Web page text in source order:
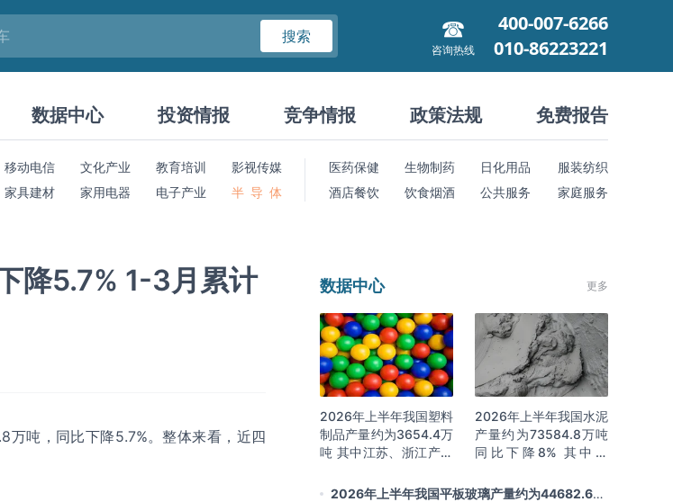
搜索
咨询热线
400-007-6266
010-86223221
数据中心 投资情报 竞争情报 政策法规 免费报告
移动电信 文化产业 教育培训
影视传媒
家具建材 家用电器 电子产业 半 导 体
医药保健 生物制药 日化用品
服装纺织
酒店餐饮
饮食烟酒 公共服务 家庭服务
降5.7% 1-3月累计
吨，同比下降5.7%。整体来看，近四
数据中心 更多
2026年上半年我国塑料
制品产量约为3654.4万
吨 其中江苏、浙江产量
16.0%
2026年上半年我国水泥
产量约为73584.8万吨
同比下降8% 其中广
名前三
2026年上半年我国平板玻璃产量约为44682.6万